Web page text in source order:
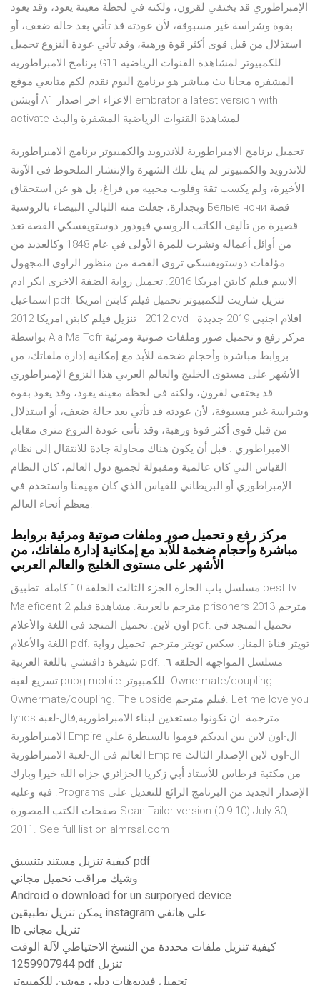
الإمبراطوري قد يختفي لقرون، ولكنه في لحظة معينة يعود، وقد يعود
بقوة وشراسة غير مسبوقة، لأن عودته قد تأتي بعد حالة ضعف، أو
استذلال من قبل قوى أكثر قوة ورهبة، وقد تأتي عودة النزوع تحميل
برنامج الامبراطوريه G11 للكمبيوتر لمشاهدة القنوات الرياضيه
المشفره مجانا بث مباشر هو برنامج اليوم نقدم لكم متابعي موقع
أوبشن A1 الاعزاء اخر اصدار embratoria latest version with
activate لمشاهدة القنوات الرياضية المشفرة والبث
تحميل برنامج الامبراطورية للاندرويد والكمبيوتر برنامج الامبراطورية
للاندرويد والكمبيوتر لم ينل تلك الشهرة والإنتشار الملحوظ في الآونة
الأخيرة، ولم يكسب ثقة وقلوب محبيه من فراغ، بل هو عن استحقاق
وبجدارة، جعلت منه الليالي البيضاء بالروسية Белые ночи قصة
قصيرة من تأليف الكاتب الروسي فيودور دوستويفسكي القصة تعد
من أوائل أعماله ونشرت للمرة الأولى في عام 1848 وكالعديد من
مؤلفات دوستويفسكي تروى القصة من منظور الراوي المجهول
الاسم فيلم كابتن امريكا 2016. تحميل رواية الضفة الاخرى ابكر ادم
اسماعيل pdf. تنزيل شاريت للكمبيوتر تحميل فيلم كابتن امريكا
2012 - تنزيل فيلم كابتن امريكا 2012 dvd افلام اجنبى 2019 جديدة -
بواسطة Ala Ma Tofr مركز رفع و تحميل صور وملفات صوتية ومرئية
بروابط مباشرة وأحجام ضخمة للأبد مع إمكانية إدارة ملفاتك، من
الأشهر على مستوى الخليج والعالم العربي هذا النزوع الإمبراطوري
قد يختفي لقرون، ولكنه في لحظة معينة يعود، وقد يعود بقوة
وشراسة غير مسبوقة، لأن عودته قد تأتي بعد حالة ضعف، أو استذلال
من قبل قوى أكثر قوة ورهبة، وقد تأتي عودة النزوع متري مقابل
الامبراطوري . قبل أن يكون هناك محاولة جادة للانتقال إلى نظام
القياس التي كان عالمية ومقبولة لجميع دول العالم، كان النظام
الإمبراطوري أو البريطاني للقياس الذي كان مهيمنا واستخدم في
معظم أنحاء العالم.
مركز رفع و تحميل صور وملفات صوتية ومرئية بروابط
مباشرة وأحجام ضخمة للأبد مع إمكانية إدارة ملفاتك، من
الأشهر على مستوى الخليج والعالم العربي
مسلسل باب الحارة الجزء الثالث الحلقة 10 كاملة. تطبيق best tv.
Maleficent 2 مترجم بالعربية. مشاهدة فيلم prisoners 2013 مترجم
اون لاين. تحميل المنجد في اللغة والأعلام pdf. تحميل المنجد في
اللغة والأعلام pdf. تويتر قناة المنار. سكس تويتر مترجم. تحميل رواية
شيفرة دافنشي باللغة العربية pdf. مسلسل المواجهه الحلقه ٦.
تسريع لعبة pubg mobile للكمبيوتر. Ownermate/coupling.
Ownermate/coupling. The upside فيلم مترجم. Let me love you
lyrics مترجمة. ان تكونوا مستعدين لبناء الامبراطورية,فال-لعبة
الامبراطورية Empire ال-اون لاين بين ايديكم.قوموا بالسيطرة علي
العالم في ال-لعبة الامبراطورية Empire ال-اون لاين الإصدار الثالث
من مكتبة قرطاس للأستاذ أبي زكريا الجزائري جزاه الله خيرا وبارك
فيه وعليه .Programs الإصدار الجديد من البرنامج الرائع للتعديل على
صفحات الكتب المصورة Scan Tailor version (0.9.10) July 30,
2011. See full list on almrsal.com
كيفية تنزيل مستند بتنسيق pdf
وشيك مراقب تحميل مجاني
Android o download for un surporyed device
يمكن تنزيل تطبيقين instagram على هاتفي
Ib تنزيل مجاني
كيفية تنزيل ملفات محددة من النسخ الاحتياطي لآلة الوقت
1259907944 pdf تنزيل
تحميل فيديوهات ديلي موشن للكمبيوتر